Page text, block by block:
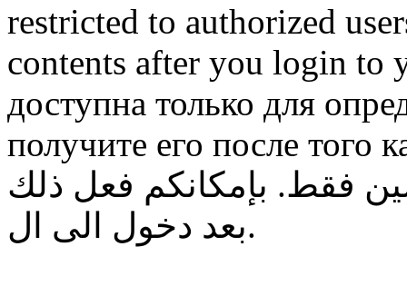
restricted to authorized
contents after you login to
доступна только для
получите его после того
فقط. بإمكانكم فعل ذلك
بعد دخول الى ال.